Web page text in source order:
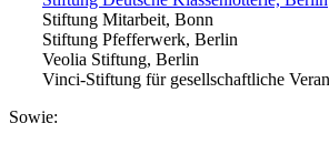
Stiftung Mitarbeit, Bonn
Stiftung Pfefferwerk, Berlin
Veolia Stiftung, Berlin
Vinci-Stiftung für gesellschaftliche
Sowie: